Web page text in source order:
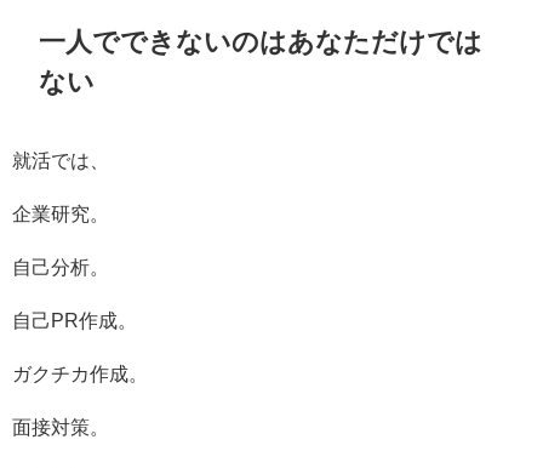
一人でできないのはあなただけでは
ない
就活では、
企業研究。
自己分析。
自己PR作成。
ガクチカ作成。
面接対策。